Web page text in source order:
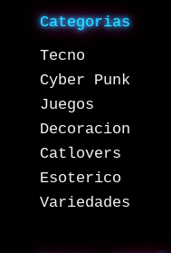
Categorias
Tecno
Cyber Punk
Juegos
Decoracion
Catlovers
Esoterico
Variedades